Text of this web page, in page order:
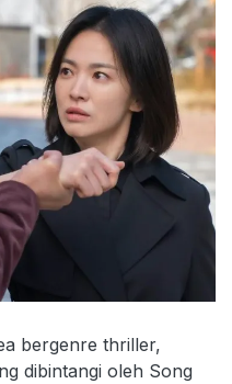
bergenre thriller,
dibintangi oleh Song